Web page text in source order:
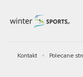
Kontakt Polecane